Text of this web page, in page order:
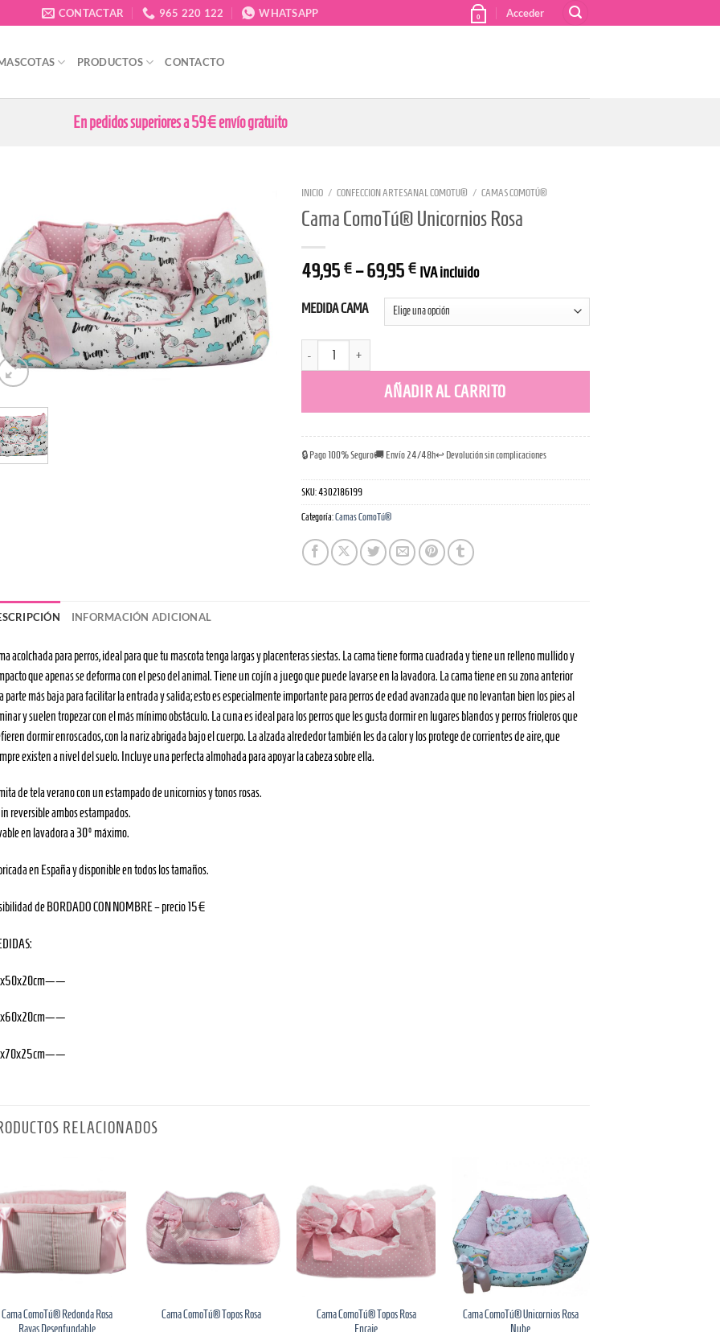
CONTACTAR 965 220 122 WHATSAPP 0 Acceder
PRODUCTOS CONTACTO
En pedidos superiores a 59€ envío gratuito
INICIO / CONFECCION ARTESANAL COMOTU® / CAMAS COMOTÚ®
Cama ComoTú® Unicornios Rosa
49,95 €–69,95 € IVA incluido
MEDIDA CAMA
Cama ComoTú® Unicornios Rosa cantidad
AÑADIR AL CARRITO
🔒 Pago 100% Seguro🚚 Envío 24/48h↩️ Devolución sin complicaciones
SKU:4302186199
Categoría:Camas ComoTú®
INFORMACIÓN ADICIONAL
acolchada para perros, ideal para que tu mascota tenga largas y placenteras siestas. La cama tiene forma cuadrada y tiene un relleno mullido y
que apenas se deforma con el peso del animal. Tiene un cojín a juego que puede lavarse en la lavadora. La cama tiene en su zona anterior
parte más baja para facilitar la entrada y salida; esto es especialmente importante para perros de edad avanzada que no levantan bien los pies al
y suelen tropezar con el más mínimo obstáculo. La cuna es ideal para los perros que les gusta dormir en lugares blandos y perros frioleros que
dormir enroscados, con la nariz abrigada bajo el cuerpo. La alzada alrededor también les da calor y los protege de corrientes de aire, que
existen a nivel del suelo. Incluye una perfecta almohada para apoyar la cabeza sobre ella.
de tela verano con un estampado de unicornios y tonos rosas.
reversible ambos estampados.
en lavadora a 30º máximo.
en España y disponible en todos los tamaños.
de BORDADO CON NOMBRE – precio 15€
RELACIONADOS
Cama ComoTú® Redonda Rosa
Rayas Desenfundable
Cama ComoTú® Topos Rosa
Cama ComoTú® Topos Rosa
Encaje
Cama ComoTú® Unicornios Rosa
Nube